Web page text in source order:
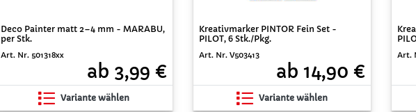
Deco Painter matt 2–4 mm - MARABU,
per Stk.
Art. Nr. 501318xx
ab 3,99 €
Variante wählen
Kreativmarker PINTOR Fein Set -
PILOT, 6 Stk./Pkg.
Art. Nr. V503413
ab 14,90 €
Variante wählen
Art.